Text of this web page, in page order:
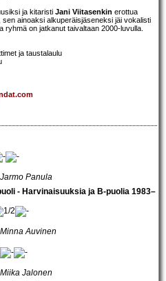
ja kitaristi Jani Viitasenkin erottua
ainoaksi alkuperäisjäseneksi jäi vokalisti
ryhmä on jatkanut taivaltaan 2000-luvulla.
ja taustalaulu
Panula
- Harvinaisuuksia ja B-puolia 1983–
Auvinen
Jalonen